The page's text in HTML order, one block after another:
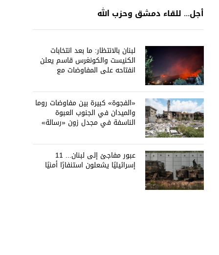
أجل... للقاء دمشق وحزب الله
لبنان بالانتظار: ما بعد انتخابات
الكنيست والكونغرس قاسم يعلن
انفتاحه على المفاوضات مع
«الفجوة» كبيرة بين مفاوضات روما
والميدان في الجنوب العبوة
الناسفة في مجدل زون «رسالة»
عبور مفاجئ إلى لبنان... 11
إسرائيليًا يشعلون استنفارًا أمنيًا